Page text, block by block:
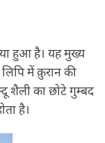
हुआ है। यह मुख्य
लिपि में क़ुरान की
शैली का छोटे गुम्‍बद
है।